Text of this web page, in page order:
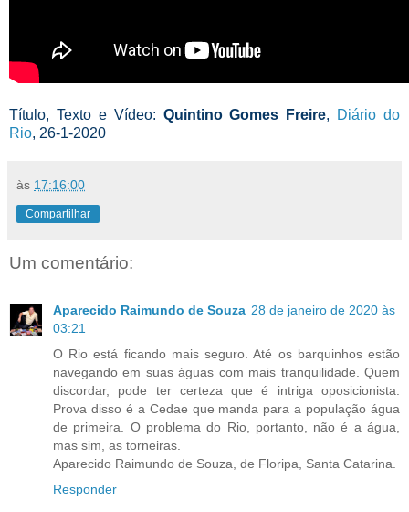
Título, Texto e Vídeo: Quintino Gomes Freire,
Diário do
Rio, 26-1-2020
às 17:16:00
Compartilhar
Um comentário:
Aparecido Raimundo de Souza 28 de janeiro de 2020 às
03:21
O Rio está ficando mais seguro. Até os barquinhos estão
navegando em suas águas com mais tranquilidade. Quem
discordar, pode ter certeza que é intriga oposicionista.
Prova disso é a Cedae que manda para a população água
de primeira. O problema do Rio, portanto, não é a água,
mas sim, as torneiras.
Aparecido Raimundo de Souza, de Floripa, Santa Catarina.
Responder